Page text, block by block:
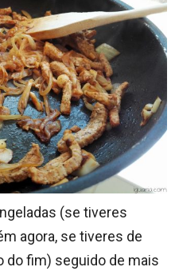
(se tiveres
agora, se tiveres de
do fim) seguido de mais